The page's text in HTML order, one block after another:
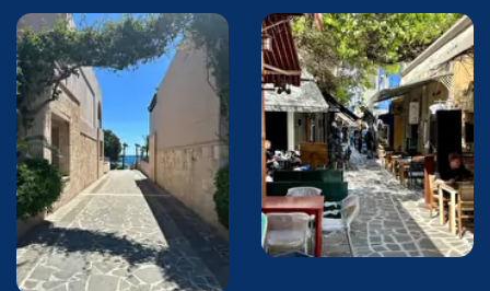
Foto
album
overslaan